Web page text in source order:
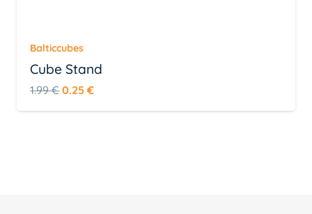
Balticcubes
Cube Stand
1.99€ Algne
hind
0.25€Praegune
hind